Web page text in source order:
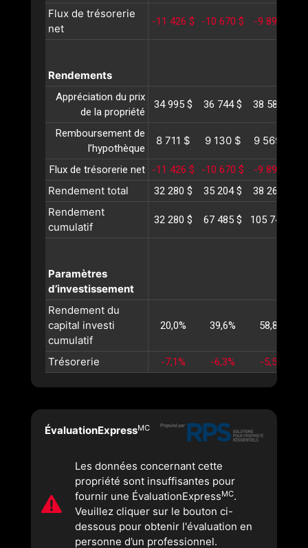
Flux de trésorerie
net
-11 426 $ -10 670 $ -9 890 $
Rendements
Appréciation du prix
de la propriété
34 995 $ 36 744 $ 38 581 $
Remboursement de
l’hypothèque
8 711 $ 9 130 $ 9 569 $
Flux de trésorerie net -11 426 $ -10 670 $ -9 890 $
Rendement total 32 280 $ 35 204 $ 38 260 $
Rendement
cumulatif
32 280 $ 67 485 $ 105 746 $
Paramètres
d’investissement
Rendement du
capital investi
cumulatif
20,0% 39,6% 58,8%
Trésorerie -7,1% -6,3% -5,5%
ÉvaluationExpressMC
Les données concernant cette
propriété sont insuffisantes pour
fournir une ÉvaluationExpressMC.
Veuillez cliquer sur le bouton ci-
dessous pour obtenir l'évaluation en
personne d’un professionnel.